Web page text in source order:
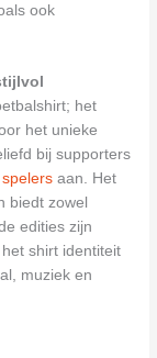
ook
het
het unieke
bij supporters
aan. Het
biedt zowel
edities zijn
shirt identiteit
muziek en